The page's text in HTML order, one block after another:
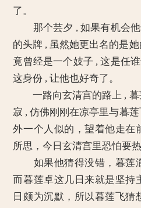
了。
那个芸夕 , 如果有机会他
的头牌 , 虽然她更出名的是
竟曾经是一个妓子 , 这是任
这身份 , 让他也好奇了。
一路向玄清宫的路上 , 暮
寂 , 仿佛刚刚在凉亭里与暮
外一个人似的，望着他走在
所思，今日玄清宫里恐怕要热
如果他猜得没错，暮莲
而暮莲卓这几日来就是坚持
日颇为沉默，所以暮莲飞猜